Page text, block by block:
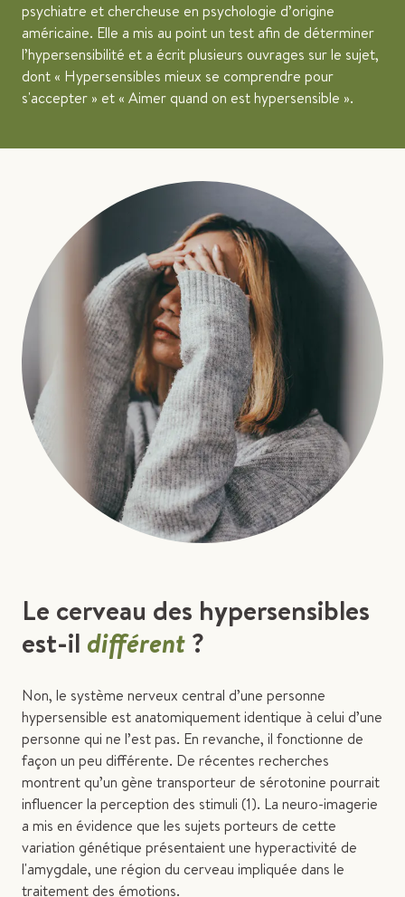
psychiatre et chercheuse en psychologie d’origine
américaine. Elle a mis au point un test afin de déterminer
l’hypersensibilité et a écrit plusieurs ouvrages sur le sujet,
dont « Hypersensibles mieux se comprendre pour
s'accepter » et « Aimer quand on est hypersensible ».
Le cerveau des hypersensibles
est-il différent?
Non, le système nerveux central d’une personne
hypersensible est anatomiquement identique à celui d’une
personne qui ne l’est pas. En revanche, il fonctionne de
façon un peu différente. De récentes recherches
montrent qu’un gène transporteur de sérotonine pourrait
influencer la perception des stimuli (1). La neuro-imagerie
a mis en évidence que les sujets porteurs de cette
variation génétique présentaient une hyperactivité de
l'amygdale, une région du cerveau impliquée dans le
traitement des émotions.